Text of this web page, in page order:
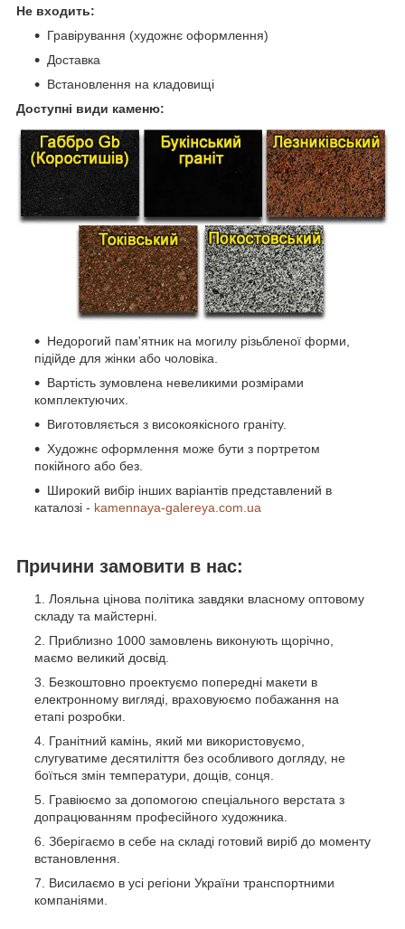
Не входить:
Гравірування (художнє оформлення)
Доставка
Встановлення на кладовищі
Доступні види каменю:
Недорогий пам'ятник на могилу різьбленої форми,
підійде для жінки або чоловіка.
Вартість зумовлена невеликими розмірами
комплектуючих.
Виготовляється з високоякісного граніту.
Художнє оформлення може бути з портретом
покійного або без.
Широкий вибір інших варіантів представлений в
каталозі - kamennaya-galereya.com.ua
Причини замовити в нас:
Лояльна цінова політика завдяки власному оптовому
складу та майстерні.
Приблизно 1000 замовлень виконують щорічно,
маємо великий досвід.
Безкоштовно проектуємо попередні макети в
електронному вигляді, враховуюємо побажання на
етапі розробки.
Гранітний камінь, який ми використовуємо,
слугуватиме десятиліття без особливого догляду, не
боїться змін температури, дощів, сонця.
Гравіюємо за допомогою спеціального верстата з
допрацюванням професійного художника.
Зберігаємо в себе на складі готовий виріб до моменту
встановлення.
Висилаємо в усі регіони України транспортними
компаніями.